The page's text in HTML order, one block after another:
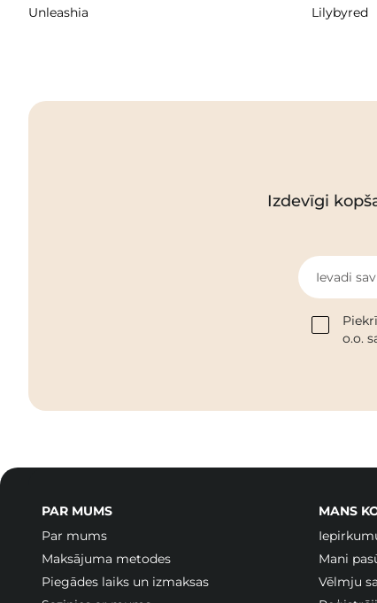
Unleashia
Lilybyred
Izdevīgi
Ievadi
o.o.
PAR MUMS
Par mums
Maksājuma metodes
Piegādes laiks un izmaksas
MANS
Mani
Vēlmju